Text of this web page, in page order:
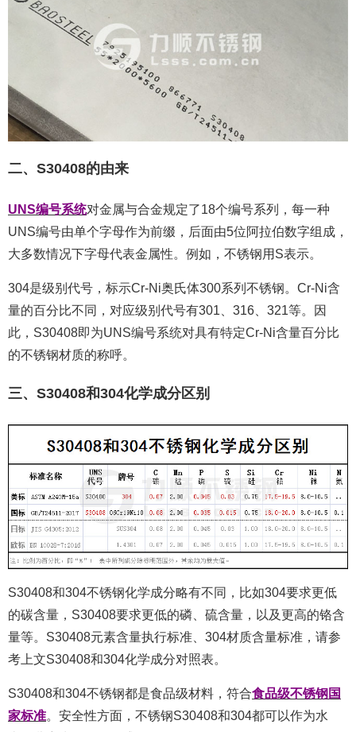
二、S30408的由来
UNS编号系统对金属与合金规定了18个编号系列，每一种
UNS编号由单个字母作为前缀，后面由5位阿拉伯数字组成，
大多数情况下字母代表金属性。例如，不锈钢用S表示。
304是级别代号，标示Cr-Ni奥氏体300系列不锈钢。Cr-Ni含
量的百分比不同，对应级别代号有301、316、321等。因
此，S30408即为UNS编号系统对具有特定Cr-Ni含量百分比
的不锈钢材质的称呼。
三、S30408和304化学成分区别
S30408和304不锈钢化学成分略有不同，比如304要求更低
的碳含量，S30408要求更低的磷、硫含量，以及更高的铬含
量等。S30408元素含量执行标准、304材质含量标准，请参
考上文S30408和304化学成分对照表。
S30408和304不锈钢都是食品级材料，符合食品级不锈钢国
家标准。安全性方面， 不锈钢S30408和304都可以作为水